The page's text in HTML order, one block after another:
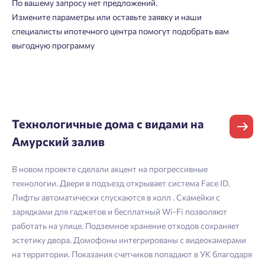
По вашему запросу нет предложений.
Измените параметры или оставьте заявку и наши
специалисты ипотечного центра помогут подобрать вам
выгодную программу
Фамилия
Отчество
Технологичные дома с видами на
Амурский залив
В новом проекте сделали акцент на прогрессивные
технологии. Двери в подъезд открывает система Face ID.
Лифты автоматически спускаются в холл . Скамейки с
зарядками для гаджетов и бесплатный Wi-Fi позволяют
работать на улице. Подземное хранение отходов сохраняет
эстетику двора. Домофоны интегрированы с видеокамерами
на территории. Показания счетчиков попадают в УК благодаря
Телефон
персональных данных
Согласен получать информационную рассылку
Отправить
Добро пожаловать в личный
кабинет
Больше никаких паролей! Введите номер
и мы вышлем вам одноразовый код
подтверждения.
Войти
Пермь
Ростов-на-Дону
Екатеринбург
Владивосток
Астрахань
Подбор квартиры за 3 минуты
Начать